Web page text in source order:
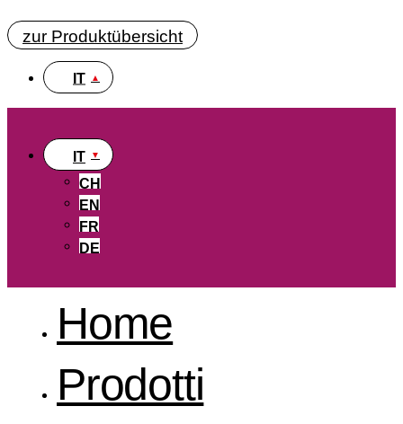
zur Produktübersicht
IT
IT
CH
EN
FR
DE
Home
Prodotti